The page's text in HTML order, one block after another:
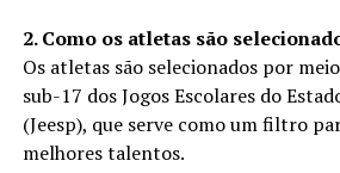
2. Como os atletas são
Os atletas são selecionados por
sub-17 dos Jogos Escolares do
(Jeesp), que serve como um filtro
melhores talentos.